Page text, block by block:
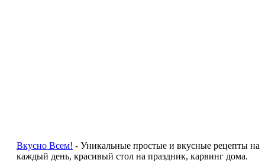
Вкусно Всем! - Уникальные простые и вкусные рецепты на
каждый день, красивый стол на праздник, карвинг дома.